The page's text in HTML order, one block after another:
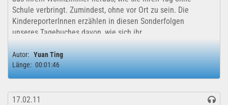
Schule verbringt. Zumindest, ohne vor Ort zu sein. Die
KindereporterInnen erzählen in diesen Sonderfolgen
unseres Tagebuches davon, wie sich ihr...
Autor: Yuan Ting
Länge: 00:01:46
17.02.11